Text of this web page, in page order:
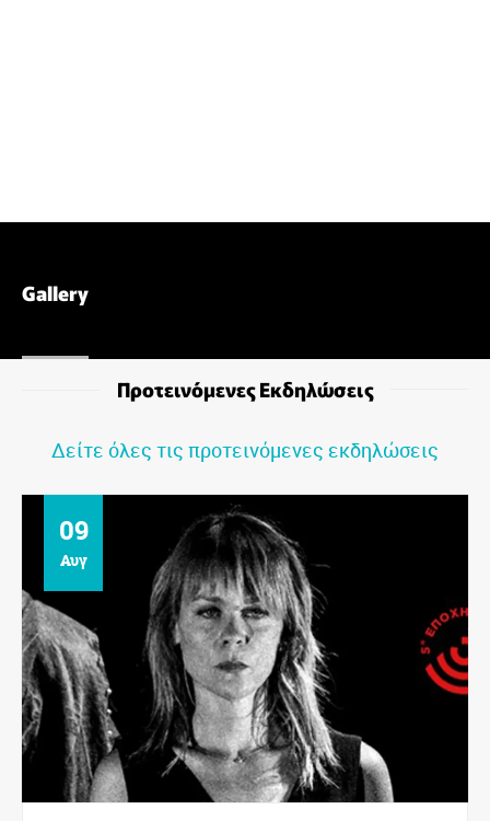
Gallery
Προτεινόμενες Εκδηλώσεις
Δείτε όλες τις προτεινόμενες εκδηλώσεις
09
Αυγ